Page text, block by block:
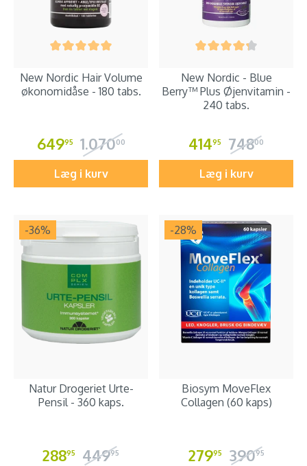
New Nordic Hair Volume
økonomidåse - 180 tabs.
64995 1.07000
Læg i kurv
New Nordic - Blue
Berry™ Plus Øjenvitamin -
240 tabs.
41495 74800
Læg i kurv
-36%
Natur Drogeriet Urte-
Pensil - 360 kaps.
28895 44995
-28%
Biosym MoveFlex
Collagen (60 kaps)
27995 39095